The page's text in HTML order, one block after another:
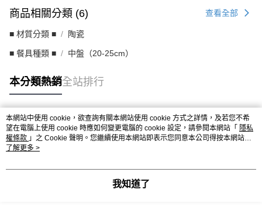
商品相關分類 (6) 查看全部
■ 材質分類 ■ 陶瓷
■ 餐具種類 ■ 中盤（20-25cm）
本分類熱銷全站排行
熱門標籤
本網站中使用 cookie，欲查詢有關本網站使用 cookie 方式之詳情，及若您不希
望在電腦上使用 cookie 時應如何變更電腦的 cookie 設定，請參閱本網站「 隱私
權條款 」之 Cookie 聲明。您繼續使用本網站即表示您同意本公司得按本網站使
用條款之 Cookie 聲明使用 cookie。
了解更多 >
我知道了